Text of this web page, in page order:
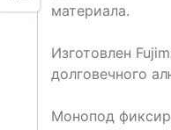
материала.
Изготовлен
долговечного
Монопод